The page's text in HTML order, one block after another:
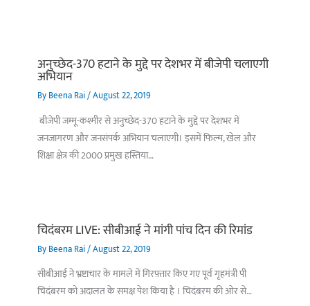
अनुच्छेद-370 हटाने के मुद्दे पर देशभर में बीजेपी चलाएगी
अभियान
ByBeena Rai/August 22, 2019
बीजेपी जम्मू-कश्मीर से अनुच्छेद-370 हटाने के मुद्दे पर देशभर में
जनजागरण और जनसंपर्क अभियान चलाएगी। इसमें फिल्म, खेल और
शिक्षा क्षेत्र की 2000 प्रमुख हस्तिया…
चिदंबरम LIVE: सीबीआई ने मांगी पांच दिन की रिमांड
ByBeena Rai/August 22, 2019
सीबीआई ने भ्रष्टाचार के मामले में गिरफ़्तार किए गए पूर्व गृहमंत्री पी
चिदंबरम को अदालत के समक्ष पेश किया है । चिदंबरम की ओर से…